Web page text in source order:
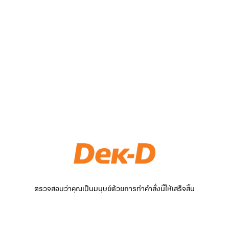
ตรวจสอบว่าคุณเป็นมนุษย์ด้วยการทำคำสั่งนี้ให้เสร็จสิ้น